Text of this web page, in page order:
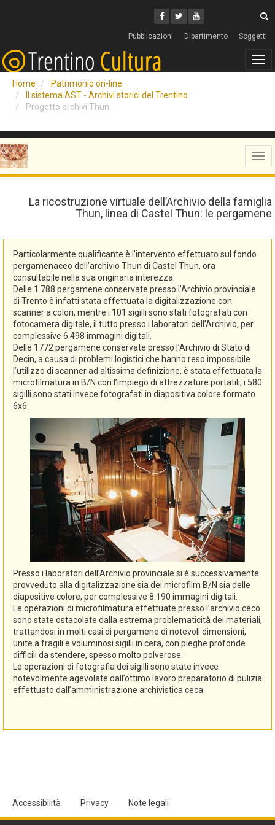
Facebook
Twitter
Youtube
Pubblicazioni Dipartimento Soggetti
Home
Patrimonio on-line
Il sistema AST - Archivi storici del Trentino
Progetto archivi Thun
La ricostruzione virtuale dell’Archivio della famiglia
Thun, linea di Castel Thun: le pergamene
Particolarmente qualificante è l’intervento effettuato sul fondo
pergamenaceo dell’archivio Thun di Castel Thun, ora
consultabile nella sua originaria interezza.
Delle 1.788 pergamene conservate presso l’Archivio provinciale
di Trento è infatti stata effettuata la digitalizzazione con
scanner a colori, mentre i 101 sigilli sono stati fotografati con
fotocamera digitale, il tutto presso i laboratori dell’Archivio, per
complessive 6.498 immagini digitali.
Delle 1772 pergamene conservate presso l’Archivio di Stato di
Decin, a causa di problemi logistici che hanno reso impossibile
l’utilizzo di scanner ad altissima definizione, è stata effettuata la
microfilmatura in B/N con l’impiego di attrezzature portatili; i 580
sigilli sono stati invece fotografati in diapositiva colore formato
6x6.
Presso i laboratori dell’Archivio provinciale si è successivamente
provveduto alla digitalizzazione sia dei microfilm B/N sia delle
diapositive colore, per complessive 8.190 immagini digitali.
Le operazioni di microfilmatura effettuate presso l’archivio ceco
sono state ostacolate dalla estrema problematicità dei materiali,
trattandosi in molti casi di pergamene di notevoli dimensioni,
unite a fragili e voluminosi sigilli in cera, con pieghe profonde
difficili da stendere, spesso molto polverose.
Le operazioni di fotografia dei sigilli sono state invece
notevolmente agevolate dall’ottimo lavoro preparatorio di pulizia
effettuato dall’amministrazione archivistica ceca.
Accessibilità Privacy Note legali